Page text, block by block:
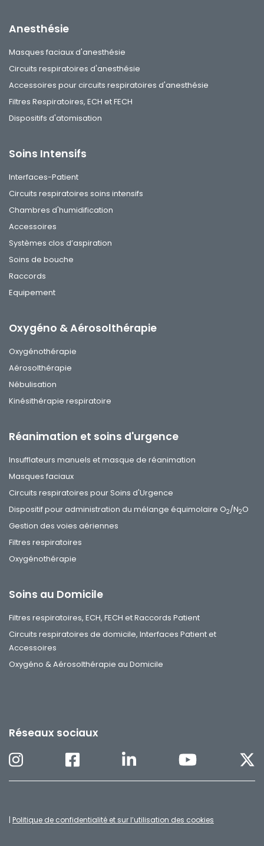
Anesthésie
Masques faciaux d'anesthésie
Circuits respiratoires d'anesthésie
Accessoires pour circuits respiratoires d'anesthésie
Filtres Respiratoires, ECH et FECH
Dispositifs d'atomisation
Soins Intensifs
Interfaces-Patient
Circuits respiratoires soins intensifs
Chambres d'humidification
Accessoires
Systèmes clos d’aspiration
Soins de bouche
Raccords
Equipement
Oxygéno & Aérosolthérapie
Oxygénothérapie
Aérosolthérapie
Nébulisation
Kinésithérapie respiratoire
Réanimation et soins d'urgence
Insufflateurs manuels et masque de réanimation
Masques faciaux
Circuits respiratoires pour Soins d'Urgence
Dispositif pour administration du mélange équimolaire O2/N2O
Gestion des voies aériennes
Filtres respiratoires
Oxygénothérapie
Soins au Domicile
Filtres respiratoires, ECH, FECH et Raccords Patient
Circuits respiratoires de domicile, Interfaces Patient et
Accessoires
Oxygéno & Aérosolthérapie au Domicile
Réseaux sociaux
Politique de confidentialité et sur l’utilisation des cookies